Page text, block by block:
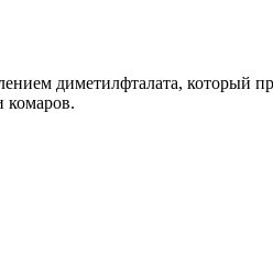
диметилфталата, который
комаров.